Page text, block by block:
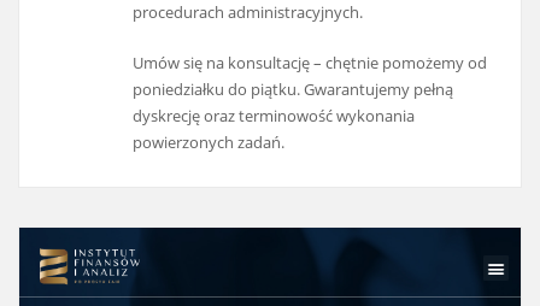
procedurach administracyjnych.
Umów się na konsultację – chętnie pomożemy od
poniedziałku do piątku. Gwarantujemy pełną
dyskrecję oraz terminowość wykonania
powierzonych zadań.